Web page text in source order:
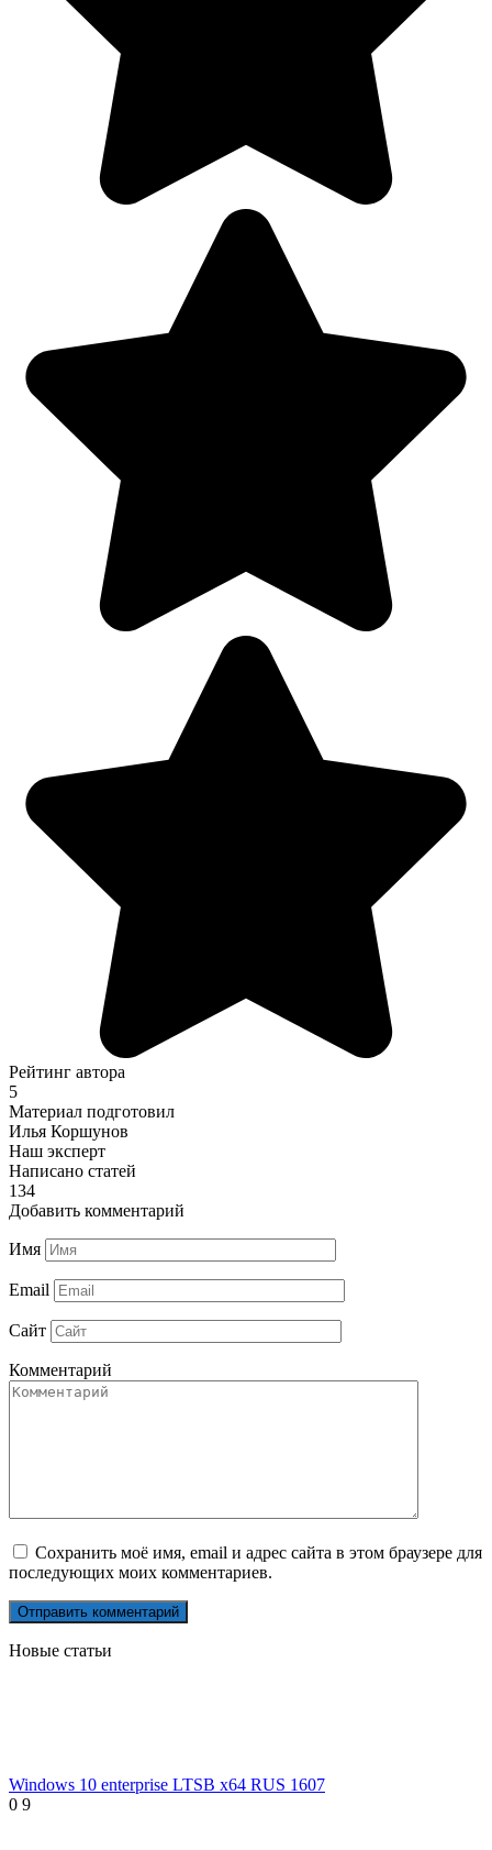
Рейтинг автора
5
Материал подготовил
Илья Коршунов
Наш эксперт
Написано статей
134
Добавить комментарий
Имя
Email
Сайт
Комментарий
Сохранить моё имя, email и адрес сайта в этом браузере для
последующих моих комментариев.
Новые статьи
Windows 10 enterprise LTSB x64 RUS 1607
0 9